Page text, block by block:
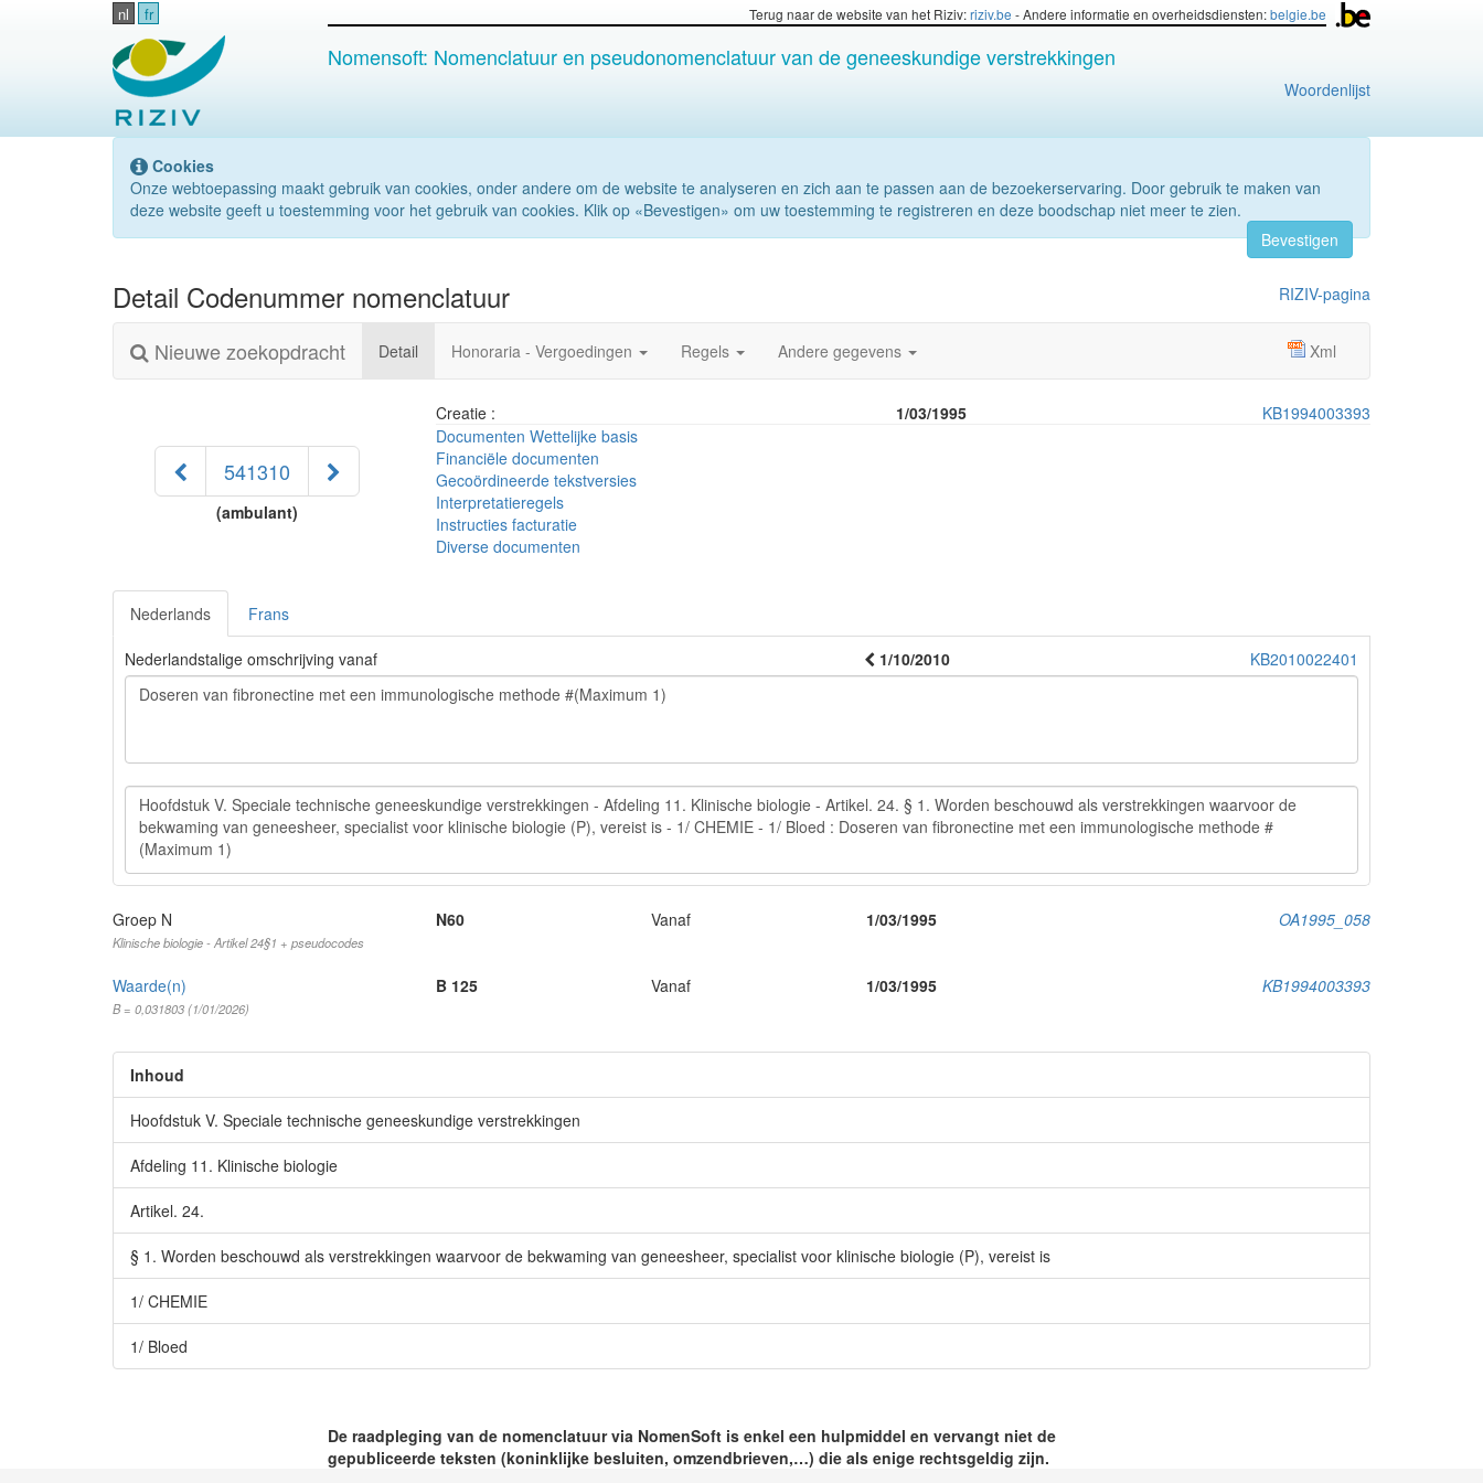
nl fr Terug naar de website van het Riziv:riziv.be - Andere informatie en overheidsdiensten:belgie.be
Nomensoft: Nomenclatuur en pseudonomenclatuur van de geneeskundige verstrekkingen
Woordenlijst
Cookies
Onze webtoepassing maakt gebruik van cookies, onder andere om de website te analyseren en zich aan te passen aan de bezoekerservaring. Door gebruik te maken van
deze website geeft u toestemming voor het gebruik van cookies. Klik op «Bevestigen» om uw toestemming te registreren en deze boodschap niet meer te zien.
Bevestigen
Detail Codenummer nomenclatuur RIZIV-pagina
Nieuwe zoekopdracht Detail (actueel)Honoraria - Vergoedingen Regels Andere gegevens Xml
541310
(ambulant)
Creatie : 1/03/1995
KB1994003393
Documenten Wettelijke basis
Financiële documenten
Gecoördineerde tekstversies
Interpretatieregels
Instructies facturatie
Diverse documenten
Nederlands Frans
Nederlandstalige omschrijving vanaf 1/10/2010 KB2010022401
Groep N N60 Vanaf 1/03/1995 OA1995_058
Klinische biologie - Artikel 24§1 + pseudocodes
Waarde(n) B 125 Vanaf 1/03/1995 KB1994003393
B = 0,031803 (1/01/2026)
Inhoud
Hoofdstuk V. Speciale technische geneeskundige verstrekkingen
Afdeling 11. Klinische biologie
Artikel. 24.
§ 1. Worden beschouwd als verstrekkingen waarvoor de bekwaming van geneesheer, specialist voor klinische biologie (P), vereist is
1/ CHEMIE
1/ Bloed
De raadpleging van de nomenclatuur via NomenSoft is enkel een hulpmiddel en vervangt niet de
gepubliceerde teksten (koninklijke besluiten, omzendbrieven,…) die als enige rechtsgeldig zijn.